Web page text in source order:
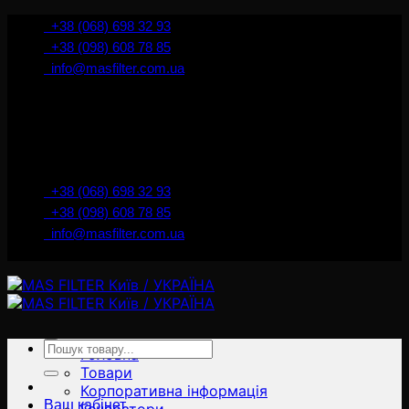
İçeriğe+38 (068) 698 32 93
+38 (098) 608 78 85
info@masfilter.com.ua
+38 (068) 698 32 93
+38 (098) 608 78 85
info@masfilter.com.ua
Головна
Товари
Корпоративна інформація
Ara:
Ваш кабінет